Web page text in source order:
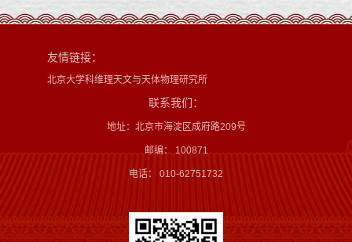
友情链接：
北京大学科维理天文与天体物理研究所
联系我们：
地址：北京市海淀区成府路209号
邮编： 100871
电话： 010-62751732